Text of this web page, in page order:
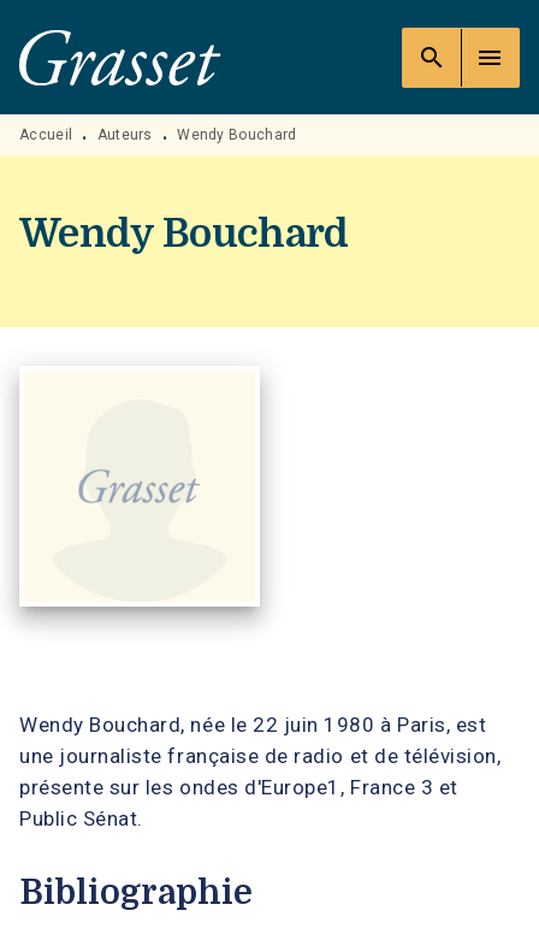
MENU RECHERCHE
PIED DE PAGE
search menu
Accueil • Auteurs • Wendy Bouchard
Wendy Bouchard
Wendy Bouchard, née le 22 juin 1980 à Paris, est
une journaliste française de radio et de télévision,
présente sur les ondes d'Europe1, France 3 et
Public Sénat.
Bibliographie